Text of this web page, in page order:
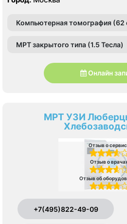
Компьютерная томография (62
МРТ закрытого типа (1.5 Тесла)
Онлайн
МРТ УЗИ
Отзыв о
Отзыв о
Отзыв об
+7(495)822-49-09